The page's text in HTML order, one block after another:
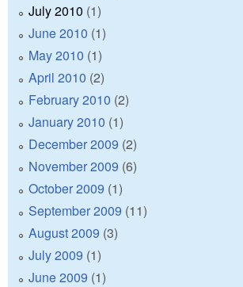
July 2010 (1)
June 2010 (1)
May 2010 (1)
April 2010 (2)
February 2010 (2)
January 2010 (1)
December 2009 (2)
November 2009 (6)
October 2009 (1)
September 2009 (11)
August 2009 (3)
July 2009 (1)
June 2009 (1)